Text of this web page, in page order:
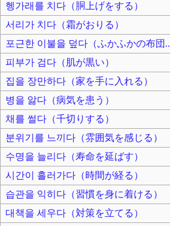
헹가래를 치다（胴上げをする）
서리가 치다（霜がおりる）
포근한 이불을 덮다（ふかふかの布団..
피부가 검다（肌が黒い）
집을 장만하다（家を手に入れる）
병을 앓다（病気を患う）
채를 썰다（千切りする）
분위기를 느끼다（雰囲気を感じる）
수명을 늘리다（寿命を延ばす）
시간이 흘러가다（時間が経る）
습관을 익히다（習慣を身に着ける）
대책을 세우다（対策を立てる）